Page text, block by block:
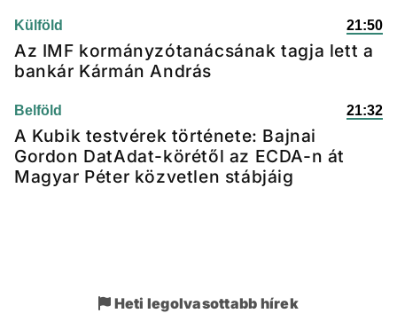
Külföld 21:50
Az IMF kormányzótanácsának tagja lett a
bankár Kármán András
Belföld 21:32
A Kubik testvérek története: Bajnai
Gordon DatAdat-körétől az ECDA-n át
Magyar Péter közvetlen stábjáig
Heti legolvasottabb hírek